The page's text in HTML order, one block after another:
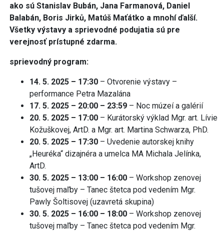
ako sú Stanislav Bubán, Jana Farmanová, Daniel
Balabán, Boris Jirků, Matúš Maťátko a mnohí ďalší.
Všetky výstavy a sprievodné podujatia sú pre
verejnosť prístupné zdarma.
sprievodný program:
14. 5. 2025 – 17:30 – Otvorenie výstavy –
performance Petra Mazalána
17. 5. 2025 – 20:00 – 23:59 – Noc múzeí a galérií
20. 5. 2025 – 17:00 – Kurátorský výklad Mgr. art. Lívie
Kožuškovej, ArtD. a Mgr. art. Martina Schwarza, PhD.
20. 5. 2025 – 17:30 – Uvedenie autorskej knihy
„Heuréka“ dizajnéra a umelca MA Michala Jelínka,
ArtD.
30. 5. 2025 – 13:00 – 16:00 – Workshop zenovej
tušovej maľby – Tanec štetca pod vedením Mgr.
Pawly Šoltisovej (uzavretá skupina)
30. 5. 2025 – 16:00 – 18:00 – Workshop zenovej
tušovej maľby – Tanec štetca pod vedením Mgr.